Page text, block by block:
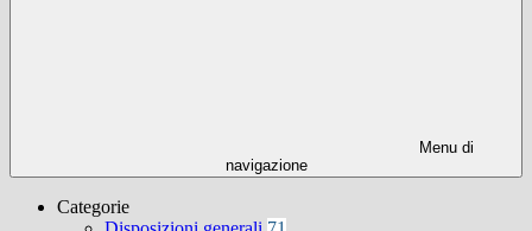
Menu di
navigazione
Categorie